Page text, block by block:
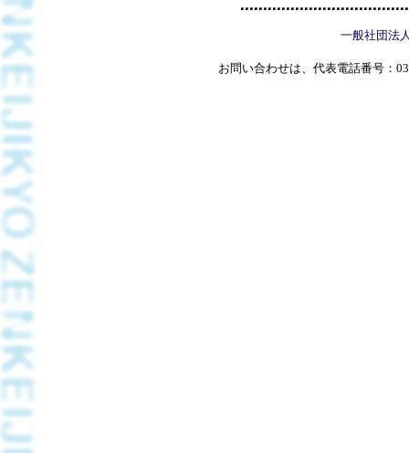
一般社団法
お問い合わせは、代表電話番号：